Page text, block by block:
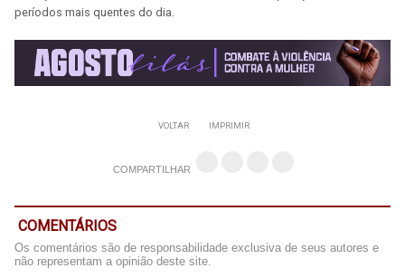
períodos mais quentes do dia.
VOLTAR IMPRIMIR
COMPARTILHAR
COMENTÁRIOS
Os comentários são de responsabilidade exclusiva de seus autores e
não representam a opinião deste site.